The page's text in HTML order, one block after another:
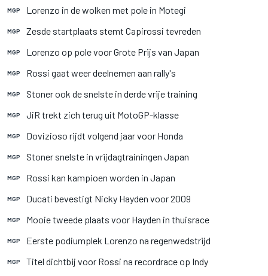
MGP Lorenzo in de wolken met pole in Motegi
MGP Zesde startplaats stemt Capirossi tevreden
MGP Lorenzo op pole voor Grote Prijs van Japan
MGP Rossi gaat weer deelnemen aan rally's
MGP Stoner ook de snelste in derde vrije training
MGP JiR trekt zich terug uit MotoGP-klasse
MGP Dovizioso rijdt volgend jaar voor Honda
MGP Stoner snelste in vrijdagtrainingen Japan
MGP Rossi kan kampioen worden in Japan
MGP Ducati bevestigt Nicky Hayden voor 2009
MGP Mooie tweede plaats voor Hayden in thuisrace
MGP Eerste podiumplek Lorenzo na regenwedstrijd
MGP Titel dichtbij voor Rossi na recordrace op Indy